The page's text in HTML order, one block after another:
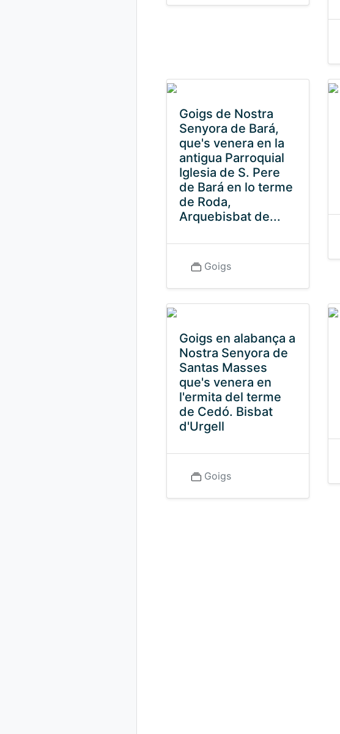
Goigs de Nostra
Senyora de Bará,
que's venera en la
antigua Parroquial
Iglesia de S. Pere
de Bará en lo terme
de Roda,
Arquebisbat de...
Goigs
Goigs en alabança a
Nostra Senyora de
Santas Masses
que's venera en
l'ermita del terme
de Cedó. Bisbat
d'Urgell
Goigs